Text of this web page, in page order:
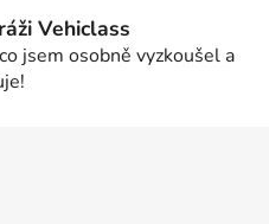
k
y
v
Vehiclass
jsem osobně vyzkoušel a